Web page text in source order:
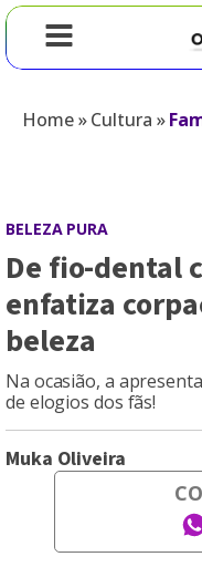
Home»Cultura »
BELEZA PURA
De fio-dental
enfatiza
beleza
Na ocasião, a
de elogios dos fãs!
Muka Oliveira